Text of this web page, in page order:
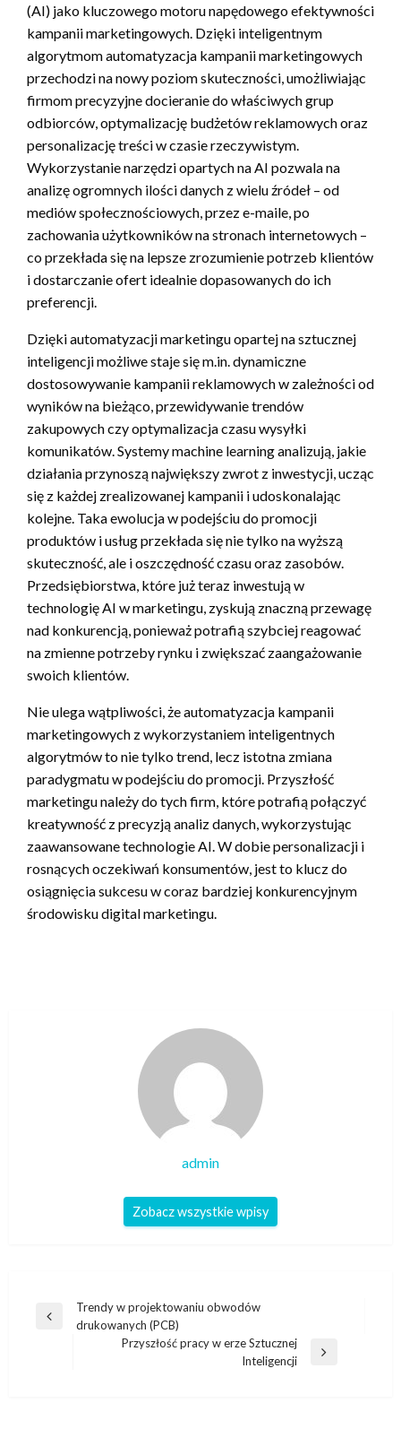
(AI) jako kluczowego motoru napędowego efektywności
kampanii marketingowych. Dzięki inteligentnym
algorytmom automatyzacja kampanii marketingowych
przechodzi na nowy poziom skuteczności, umożliwiając
firmom precyzyjne docieranie do właściwych grup
odbiorców, optymalizację budżetów reklamowych oraz
personalizację treści w czasie rzeczywistym.
Wykorzystanie narzędzi opartych na AI pozwala na
analizę ogromnych ilości danych z wielu źródeł – od
mediów społecznościowych, przez e-maile, po
zachowania użytkowników na stronach internetowych –
co przekłada się na lepsze zrozumienie potrzeb klientów
i dostarczanie ofert idealnie dopasowanych do ich
preferencji.
Dzięki automatyzacji marketingu opartej na sztucznej
inteligencji możliwe staje się m.in. dynamiczne
dostosowywanie kampanii reklamowych w zależności od
wyników na bieżąco, przewidywanie trendów
zakupowych czy optymalizacja czasu wysyłki
komunikatów. Systemy machine learning analizują, jakie
działania przynoszą największy zwrot z inwestycji, ucząc
się z każdej zrealizowanej kampanii i udoskonalając
kolejne. Taka ewolucja w podejściu do promocji
produktów i usług przekłada się nie tylko na wyższą
skuteczność, ale i oszczędność czasu oraz zasobów.
Przedsiębiorstwa, które już teraz inwestują w
technologię AI w marketingu, zyskują znaczną przewagę
nad konkurencją, ponieważ potrafią szybciej reagować
na zmienne potrzeby rynku i zwiększać zaangażowanie
swoich klientów.
Nie ulega wątpliwości, że automatyzacja kampanii
marketingowych z wykorzystaniem inteligentnych
algorytmów to nie tylko trend, lecz istotna zmiana
paradygmatu w podejściu do promocji. Przyszłość
marketingu należy do tych firm, które potrafią połączyć
kreatywność z precyzją analiz danych, wykorzystując
zaawansowane technologie AI. W dobie personalizacji i
rosnących oczekiwań konsumentów, jest to klucz do
osiągnięcia sukcesu w coraz bardziej konkurencyjnym
środowisku digital marketingu.
admin
Zobacz wszystkie wpisy
Nawigacja
wpisu
Poprzedni
Trendy w projektowaniu obwodów
drukowanych (PCB)
Przyszłość pracy w erze Sztucznej
Inteligencji